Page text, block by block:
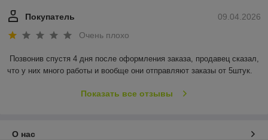
09.04.2026
Покупатель
Очень плохо
Позвонив спустя 4 дня после оформления заказа, продавец сказал,
что у них много работы и вообще они отправляют заказы от 5штук.
Показать все отзывы
О нас